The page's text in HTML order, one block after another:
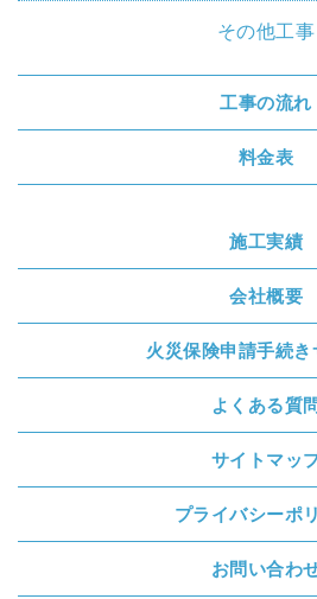
その他工事
工事の流れ
料金表
施工実績
会社概要
火災保険申請手続き
よくある質問
サイトマッ
プライバシーポ
お問い合わ